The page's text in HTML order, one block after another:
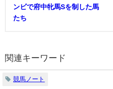
ンビで府中牝馬Sを制した馬
たち
関連キーワード
競馬ノート